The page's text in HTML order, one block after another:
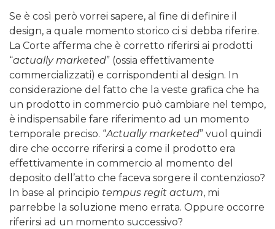
Se è così però vorrei sapere, al fine di definire il
design, a quale momento storico ci si debba riferire.
La Corte afferma che è corretto riferirsi ai prodotti
“actually marketed” (ossia effettivamente
commercializzati) e corrispondenti al design. In
considerazione del fatto che la veste grafica che ha
un prodotto in commercio può cambiare nel tempo,
è indispensabile fare riferimento ad un momento
temporale preciso. “Actually marketed” vuol quindi
dire che occorre riferirsi a come il prodotto era
effettivamente in commercio al momento del
deposito dell’atto che faceva sorgere il contenzioso?
In base al principio tempus regit actum, mi
parrebbe la soluzione meno errata. Oppure occorre
riferirsi ad un momento successivo?